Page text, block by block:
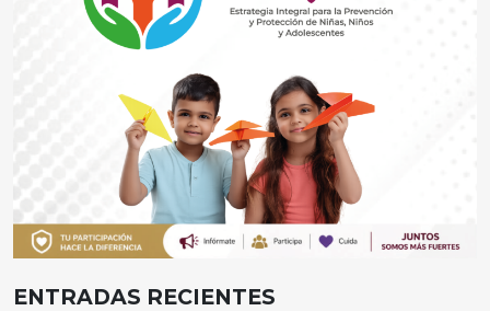
ENTRADAS RECIENTES